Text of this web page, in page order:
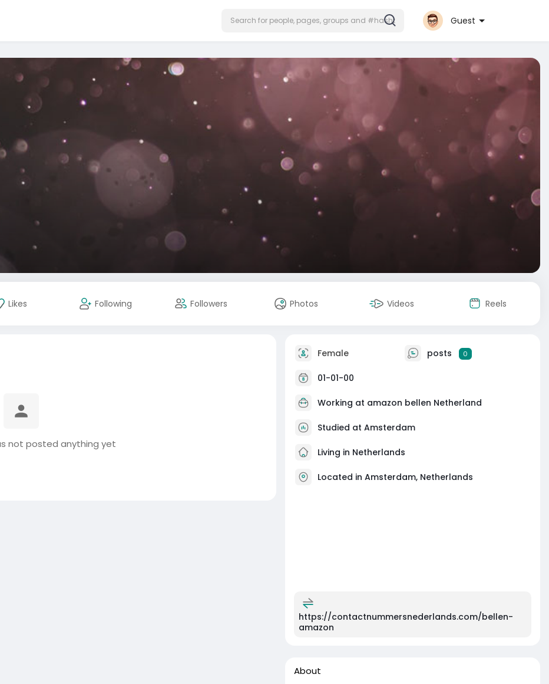
Guest
Likes Following Followers Photos Videos Reels
not posted anything yet
Female posts 0
01-01-00
Working at amazon bellen Netherland
Studied at Amsterdam
Living in Netherlands
Located in Amsterdam, Netherlands
https://contactnummersnederlands.com/bellen-
amazon
About